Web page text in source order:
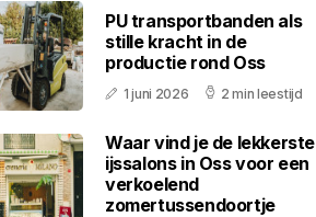
PU transportbanden als
stille kracht in de
productie rond Oss
1 juni 2026 2 min leestijd
Waar vind je de lekkerste
ijssalons in Oss voor een
verkoelend
zomertussendoortje